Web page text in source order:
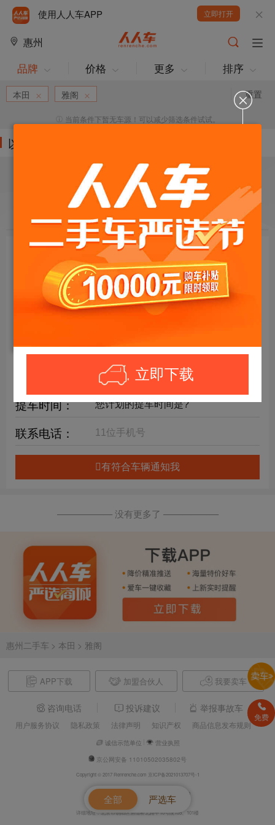
使用人人车APP 立即打开
惠州
立即下载
品牌 价格 更多 排序
重置
本田 雅阁
当前条件下暂无车源！可以减少筛选条件试试。
以下车源的筛选条件为:
目标车辆： 请选择欲购车辆
年限要求：
购车预算：
详细要求：
提车时间：
联系电话：
有符合车辆通知我
—————— 没有更多了 ——————
惠州二手车 > 本田 > 雅阁
APP下载 加盟合伙人 我要卖车
咨询电话 投诉建议 举报事故车
用户服务协议 隐私政策 法律声明 知识产权 商品信息发布规则
诚信示范单位
营业执照
京公网安备 11010502035802号
Copyright © 2017 Renrenche.com 京ICP备2021013707号-1
北京车欢欢信息技术有限公司 电话：4008610500
详细地址：北京市朝阳区酒仙桥北路甲10号院105、101楼
全部 严选车
免费